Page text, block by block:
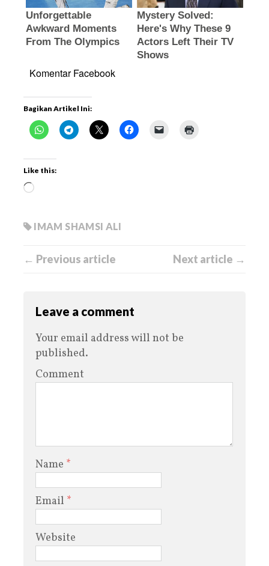
Komentar Facebook
Bagikan Artikel Ini:
Like this:
IMAM SHAMSI ALI
← Previous article Next article →
Leave a comment
Your email address will not be
published.
Comment
Name *
Email *
Website